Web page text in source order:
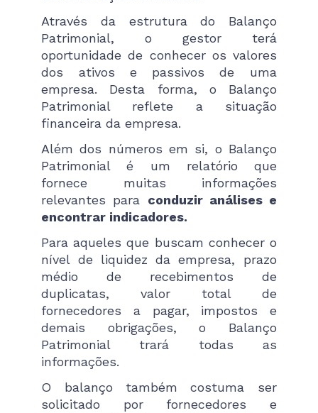
Através da estrutura do Balanço
Patrimonial, o gestor terá
oportunidade de conhecer os valores
dos ativos e passivos de uma
empresa. Desta forma, o Balanço
Patrimonial reflete a situação
financeira da empresa.
Além dos números em si, o Balanço
Patrimonial é um relatório que
fornece muitas informações
relevantes para conduzir análises e
encontrar indicadores.
Para aqueles que buscam conhecer o
nível de liquidez da empresa, prazo
médio de recebimentos de
duplicatas, valor total de
fornecedores a pagar, impostos e
demais obrigações, o Balanço
Patrimonial trará todas as
informações.
O balanço também costuma ser
solicitado por fornecedores e